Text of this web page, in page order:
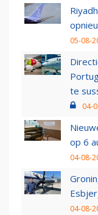
05-08-
te
04-
op 6
04-08-
04-08-